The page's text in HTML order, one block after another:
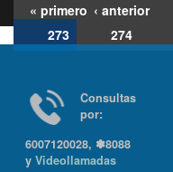
« primero ‹ anterior
273
274
Consultas
6007120028, ✽8088
yVideollamadas